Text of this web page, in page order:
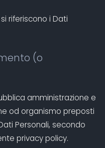
riferiscono i Dati
(o
amministrazione e
od organismo preposti
Personali, secondo
privacy policy.